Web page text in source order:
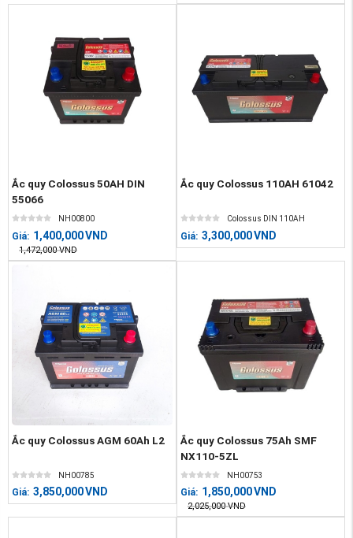
Ắc quy Colossus 50AH DIN
55066
NH00800
Giá: 1,400,000VND
1,472,000 VND
Ắc quy Colossus 110AH 61042
Colossus DIN 110AH
Giá: 3,300,000VND
Ắc quy Colossus AGM 60Ah L2
NH00785
Giá: 3,850,000VND
Ắc quy Colossus 75Ah SMF
NX110-5ZL
NH00753
Giá: 1,850,000VND
2,025,000 VND